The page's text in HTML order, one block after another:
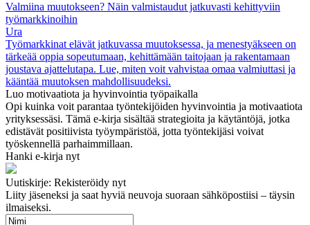
Valmiina muutokseen? Näin valmistaudut jatkuvasti kehittyviin
työmarkkinoihin
Ura
Työmarkkinat elävät jatkuvassa muutoksessa, ja menestyäkseen on
tärkeää oppia sopeutumaan, kehittämään taitojaan ja rakentamaan
joustava ajattelutapa. Lue, miten voit vahvistaa omaa valmiuttasi ja
kääntää muutoksen mahdollisuudeksi.
Luo motivaatiota ja hyvinvointia työpaikalla
Opi kuinka voit parantaa työntekijöiden hyvinvointia ja motivaatiota
yrityksessäsi. Tämä e-kirja sisältää strategioita ja käytäntöjä, jotka
edistävät positiivista työympäristöä, jotta työntekijäsi voivat
työskennellä parhaimmillaan.
Hanki e-kirja nyt
Uutiskirje: Rekisteröidy nyt
Liity jäseneksi ja saat hyviä neuvoja suoraan sähköpostiisi – täysin
ilmaiseksi.